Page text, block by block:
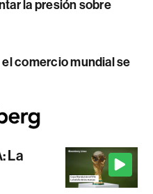
la presión sobre
comercio mundial se
La